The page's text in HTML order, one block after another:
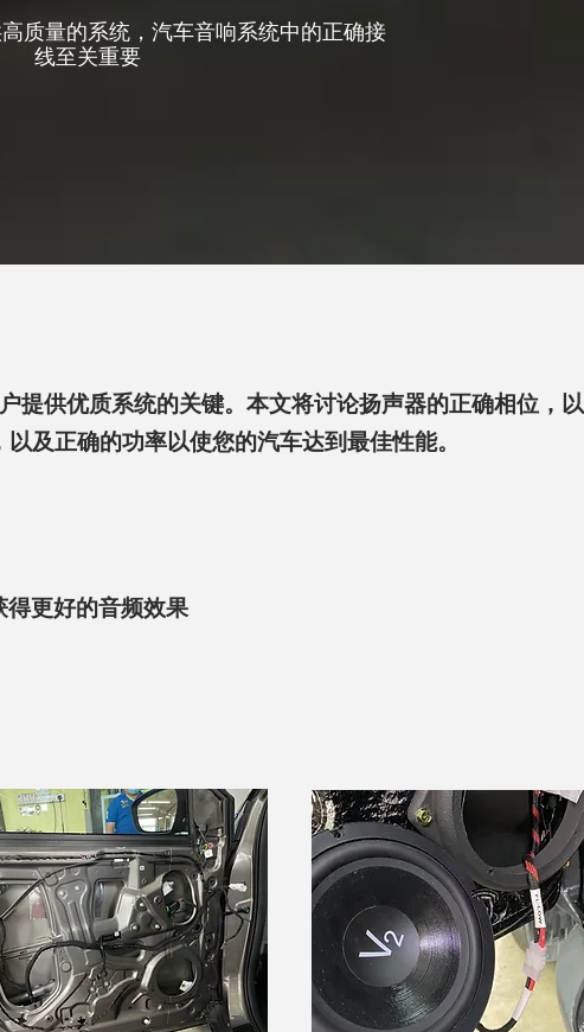
质量的系统，汽车音响系统中的正确接
线至关重要
提供优质系统的关键。本文将讨论扬声器的正确相位，以
及正确的功率以使您的汽车达到最佳性能。
得更好的音频效果